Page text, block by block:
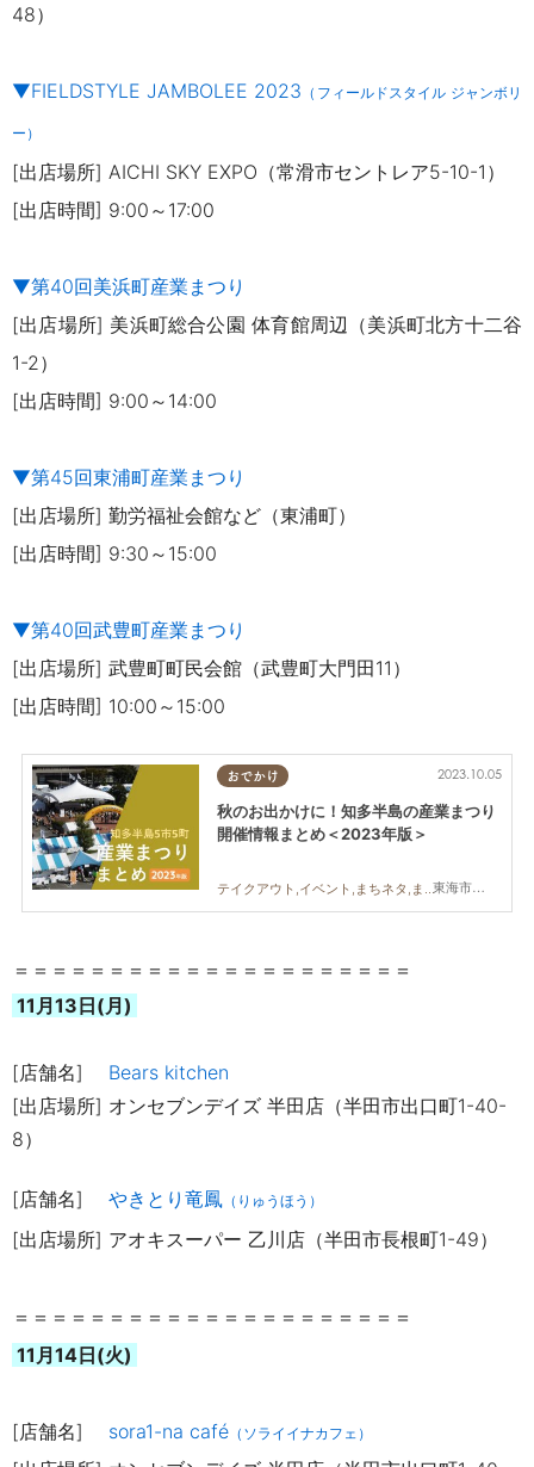
48）
▼FIELDSTYLE JAMBOLEE 2023 （フィールドスタイル ジャンボリ
ー）
[出店場所] AICHI SKY EXPO（常滑市セントレア5-10-1）
[出店時間] 9:00～17:00
▼第40回美浜町産業まつり
[出店場所] 美浜町総合公園 体育館周辺（美浜町北方十二谷
1-2）
[出店時間] 9:00～14:00
▼第45回東浦町産業まつり
[出店場所] 勤労福祉会館など（東浦町）
[出店時間] 9:30～15:00
▼第40回武豊町産業まつり
[出店場所] 武豊町町民会館（武豊町大門田11）
[出店時間] 10:00～15:00
おでかけ
東海市,大府市,知多市,阿久比町,半田市,武豊町,南知多町,常滑市,美浜町,東浦町
2023.10.05
秋のお出かけに！知多半島の産業まつり
開催情報まとめ＜2023年版＞
テイクアウト,イベント,まちネタ,まとめ記事,家族
＝＝＝＝＝＝＝＝＝＝＝＝＝＝＝＝＝＝＝＝＝
11月13日(月)
[店舗名] Bears kitchen
[出店場所] オンセブンデイズ 半田店（半田市出口町1-40-
8）
[店舗名] やきとり竜鳳 （りゅうほう）
[出店場所] アオキスーパー 乙川店（半田市長根町1-49）
＝＝＝＝＝＝＝＝＝＝＝＝＝＝＝＝＝＝＝＝＝
11月14日(火)
[店舗名] sora1-na café （ソライイナカフェ）